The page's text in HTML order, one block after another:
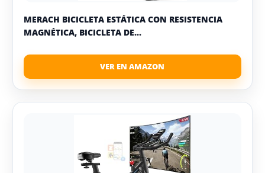
MERACH BICICLETA ESTÁTICA CON RESISTENCIA
MAGNÉTICA, BICICLETA DE...